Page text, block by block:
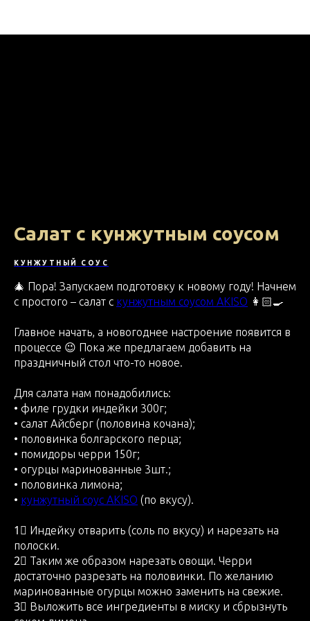
Салат с кунжутным соусом
КУНЖУТНЫЙ СОУС
🎄 Пора! Запускаем подготовку к новому году! Начнем
с простого – салат с кунжутным соусом AKISO 👩🏻‍🍳
Главное начать, а новогоднее настроение появится в
процессе 😉 Пока же предлагаем добавить на
праздничный стол что-то новое.
Для салата нам понадобились:
• филе грудки индейки 300г;
• салат Айсберг (половина кочана);
• половинка болгарского перца;
• помидоры черри 150г;
• огурцы маринованные 3шт.;
• половинка лимона;
• кунжутный соус AKISO (по вкусу).
1⃣ Индейку отварить (соль по вкусу) и нарезать на
полоски.
2⃣ Таким же образом нарезать овощи. Черри
достаточно разрезать на половинки. По желанию
маринованные огурцы можно заменить на свежие.
3⃣ Выложить все ингредиенты в миску и сбрызнуть